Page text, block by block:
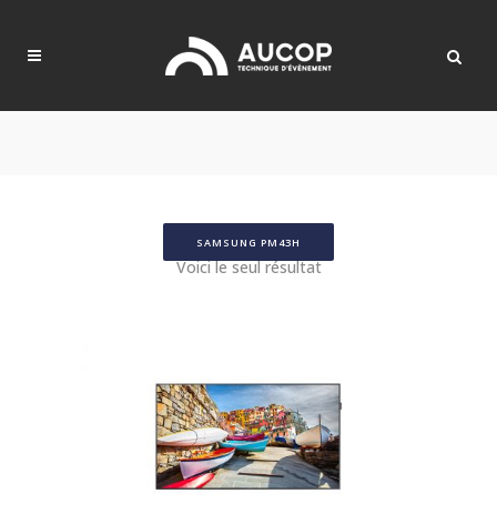
SAMSUNG PM43H
Voici le seul résultat